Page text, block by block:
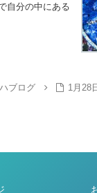
自分の中にある
ブログ
1月28